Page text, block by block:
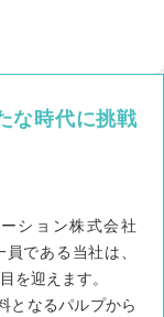
な時代に挑戦
ション株式会社
である当社は、
を迎えます。
となるパルプから